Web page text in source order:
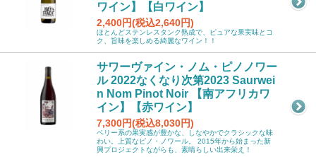
ワイン】【白ワイン】
2,400円(税込2,640円)
ほとんどステンレスタンク熟成で、ピュアな果実味とコ
ク、旨味を楽しめる綺麗なワイン！！
サワーヴァイン・ノム・ピノノワー
ル 2022なくなり次第2023 Saurwei
n Nom Pinot Noir 【南アフリカワ
イン】【赤ワイン】
7,300円(税込8,030円)
ベリー系の果実感が豊かな、しなやかでクラシックな味
わい。上質なピノ・ノワール。 2015年から始まった新
興プロジェクトながらも、素晴らしい出来栄え！